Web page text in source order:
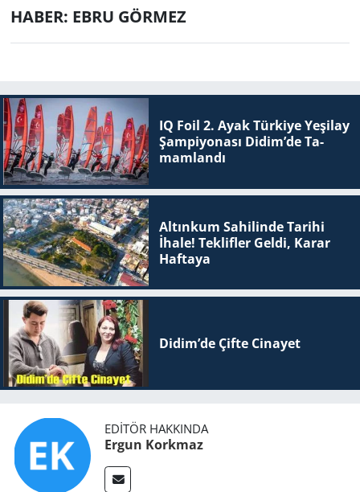
HABER: EBRU GÖRMEZ
IQ Foil 2. Ayak Tür­ki­ye Ye­şi­lay
Şam­pi­yo­na­sı Didim’de Ta­
mam­lan­dı
Altınkum Sahilinde Tarihi
İhale! Teklifler Geldi, Karar
Haftaya
Didim’de Çifte Ci­na­yet
EDITÖR HAKKINDA
Ergun Korkmaz